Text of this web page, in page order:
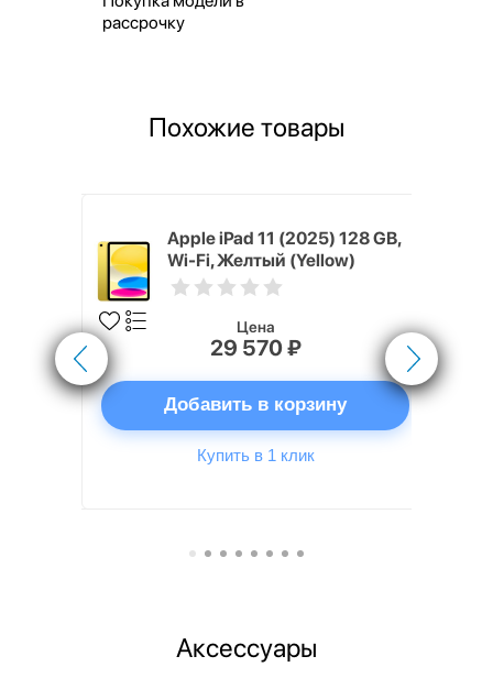
рассрочку
Похожие товары
Apple iPad 11 (2025) 128 GB,
Wi-Fi, Желтый (Yellow)
Цена
29 570 ₽
Добавить в корзину
Купить в 1 клик
Аксессуары